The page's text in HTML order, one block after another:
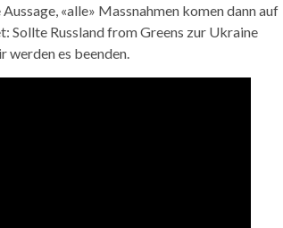
«alle» Massnahmen komen dann auf
Sollte Russland from Greens zur Ukraine
werden es beenden.